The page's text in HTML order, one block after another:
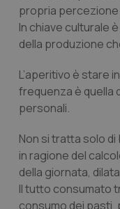
propria percezione
In chiave culturale
della produzione
L’aperitivo è stare
frequenza è quella
personali.
Non si tratta solo
in ragione del
della giornata,
Il tutto consumato
consumo dei pasti,